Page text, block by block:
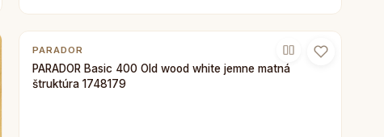
PARADOR
PARADOR Basic 400 Old wood white jemne matná
štruktúra 1748179